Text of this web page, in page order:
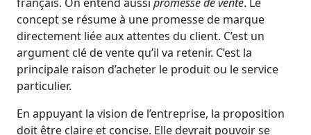
concept se résume à une promesse de marque
directement liée aux attentes du client. C’est un
argument clé de vente qu’il va retenir. C’est la
principale raison d’acheter le produit ou le service
particulier.
En appuyant la vision de l’entreprise, la proposition
doit être claire et concise. Elle devrait pouvoir se